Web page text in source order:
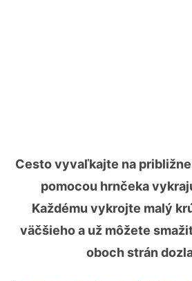
Cesto vyvaľkajte na
pomocou hrnčeka
Každému vykrojte malý
väčšieho a už môžete
oboch strán